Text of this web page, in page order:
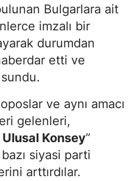
Bulgarlara ait
imzalı bir
durumdan
etti ve
sundu.
ve aynı amacı
gelenleri,
Konsey”
siyasi parti
arttırdılar.